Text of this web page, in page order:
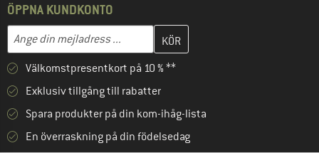
ÖPPNA KUNDKONTO
Mejladress
Skriv in din e-postadress här och skapa ditt kundkonto i nästa
Välkomstpresentkort på 10 % **
Exklusiv tillgång till rabatter
Spara produkter på din kom-ihåg-lista
En överraskning på din födelsedag